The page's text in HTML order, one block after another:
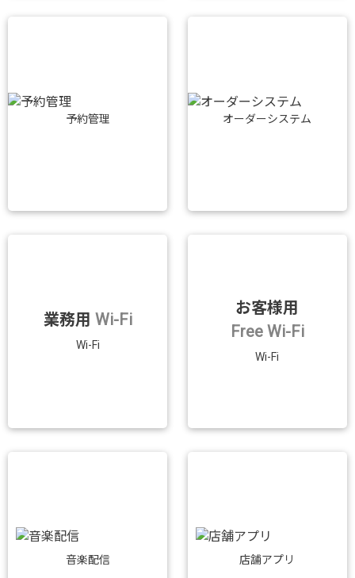
予約管理 オーダーシステム
業務用 Wi-Fi
Wi-Fi
お客様用
Free Wi-Fi
Wi-Fi
音楽配信 店舗アプリ